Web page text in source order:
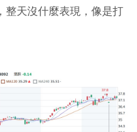
天沒什麼表現，像是打